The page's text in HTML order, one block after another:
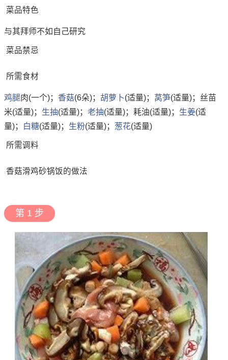
菜品特色
与其拜师不如自己研究
菜品禁忌
所需食材
鸡腿肉(一个)； 香菇(6朵)； 胡萝卜(适量)； 莴笋(适量)；丝苗
米(适量)； 生抽(适量)； 老抽(适量)；耗油(适量)； 生姜(适
量)；
白糖(适量)； 生粉(适量)； 葱花(适量)
所需调料
香菇滑鸡砂锅饭的做法
第 1 步